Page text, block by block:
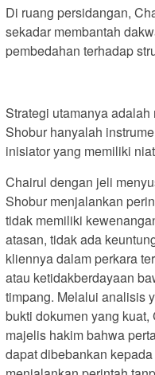
Di ruang persidangan,
sekadar membantah
pembedahan terhadap
Strategi utamanya
Shobur hanyalah
inisiator yang memiliki
Chairul dengan jeli
Shobur menjalankan
tidak memiliki
atasan, tidak ada
kliennya dalam perkara
atau ketidakberdayaan
timpang. Melalui analisis
bukti dokumen yang
majelis hakim bahwa
dapat dibebankan